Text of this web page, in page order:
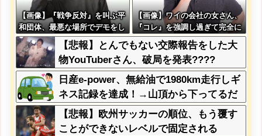
【画像】『戦争反対』を叫ぶ平
和団体、最悪な場所でデモをし
てしまう
【画像】ワイの会社の女さん、
『コレ』を強調し過ぎて完全に
あたしこ枠を狙ってるんだがw
w w w w w w w w w w w
【悲報】とんでもない交際報告をした大
物YouTuberさん、破局を発表????
日産e-power、無給油で1980km走行しギ
ネス記録を達成！→山頂から下ってるだ
けでした…
【悲報】欧州サッカーの順位、もう覆す
ことができないレベルで固定される